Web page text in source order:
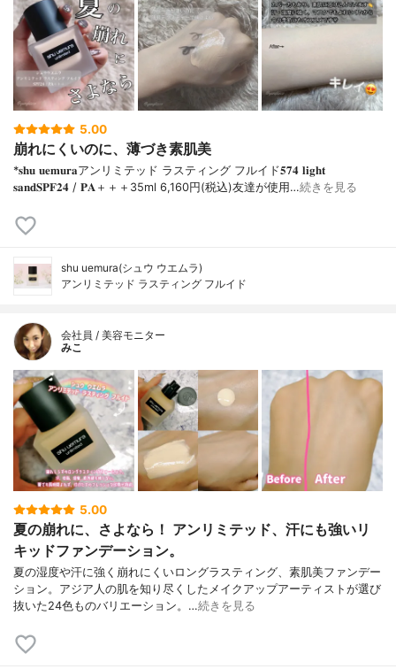
5.00
崩れにくいのに、薄づき素肌美
*𝐬𝐡𝐮 𝐮𝐞𝐦𝐮𝐫𝐚アンリミテッド ラスティング フルイド𝟓𝟕𝟒 𝐥𝐢𝐠𝐡𝐭
𝐬𝐚𝐧𝐝𝐒𝐏𝐅𝟐𝟒 / 𝐏𝐀＋＋＋⁡35ml 6,160円(税込)⁡友達が使用…続きを見る
shu uemura(シュウ ウエムラ)
アンリミテッド ラスティング フルイド
会社員 / 美容モニター
みこ
5.00
夏の崩れに、さよなら！ アンリミテッド、汗にも強いリ
キッドファンデーション。
夏の湿度や汗に強く崩れにくいロングラスティング、素肌美ファンデー
ション。アジア人の肌を知り尽くしたメイクアップアーティストが選び
抜いた24色ものバリエーション。…続きを見る